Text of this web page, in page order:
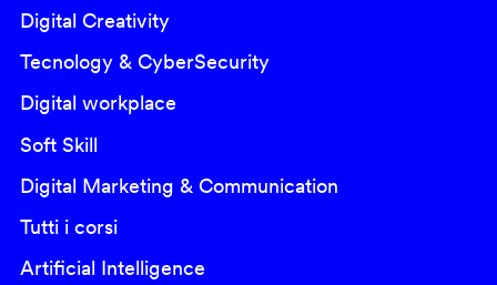
Digital Creativity
Tecnology & CyberSecurity
Digital workplace
Soft Skill
Digital Marketing & Communication
Tutti i corsi
Artificial Intelligence